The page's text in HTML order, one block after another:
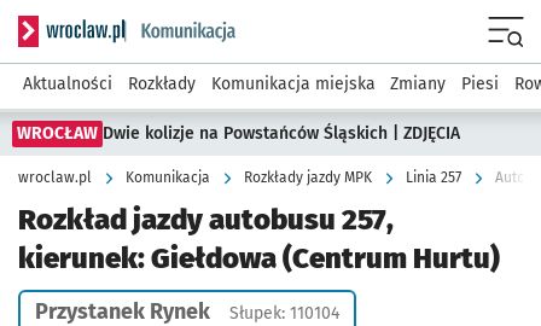
Serwis informacyjny wroclaw.pl podserwis: Komunikacja
Aktualności Rozkłady Komunikacja miejska Zmiany Piesi
WROCŁAW Dwie kolizje na Powstańców Śląskich | ZDJĘCIA
wroclaw.pl Komunikacja Rozkłady jazdy MPK Linia 257
Rozkład jazdy autobusu 257,
kierunek: Giełdowa (Centrum Hurtu)
Przystanek Rynek Słupek: 110104